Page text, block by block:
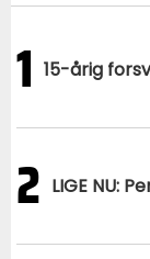
1 15-årig
2 LIGE NU: